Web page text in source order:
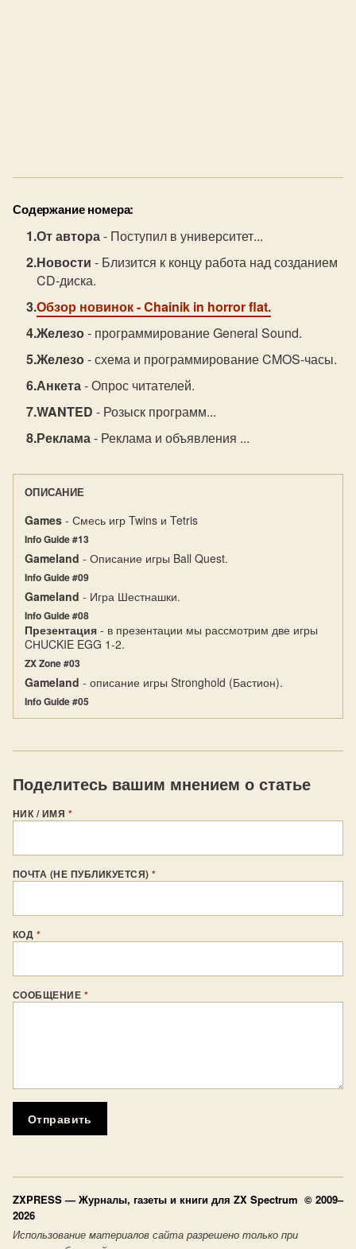
Содержание номера:
От автора- Поступил в университет...
Новости - Близится к концу работа над созданием
CD-диска.
Обзор новинок- Chainik in horror flat.
Железо- программирование General Sound.
Железо- схема и программирование CMOS-часы.
Анкета- Опрос читателей.
WANTED - Розыск программ...
Реклама- Реклама и объявления ...
ОПИСАНИЕ
Games - Смесь игр Twins и Tetris
Info Guide #13
Gameland - Описание игры Ball Quest.
Info Guide #09
Gameland - Игра Шестнашки.
Info Guide #08
Презентация - в презентации мы рассмотрим две игры
CНUCKIE EGG 1-2.
ZX Zone #03
Gameland - описание игры Stronghold (Бастион).
Info Guide #05
Поделитесь вашим мнением о статье
НИК / ИМЯ *
ПОЧТА (НЕ ПУБЛИКУЕТСЯ)*
КОД *
СООБЩЕНИЕ *
Отправить
ZXPRESS — Журналы, газеты и книги для ZX Spectrum © 2009–
2026
Использование материалов сайта разрешено только при